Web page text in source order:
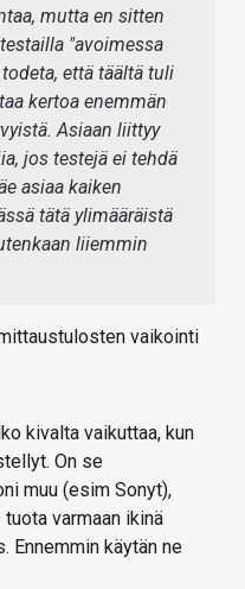
mutta en sitten
"avoimessa
että täältä tuli
kertoa enemmän
Asiaan liittyy
jos testejä ei tehdä
asiaa kaiken
tätä ylimääräistä
liiemmin
vaikointi
kivalta vaikuttaa, kun
On se
muu (esim Sonyt),
varmaan ikinä
Ennemmin käytän ne